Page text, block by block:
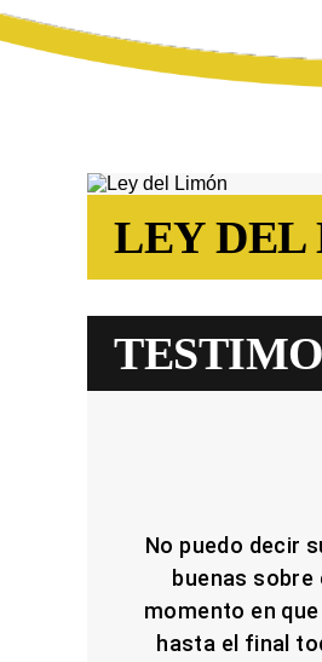
LEY
No puedo decir
buenas sobre
momento en
hasta el final